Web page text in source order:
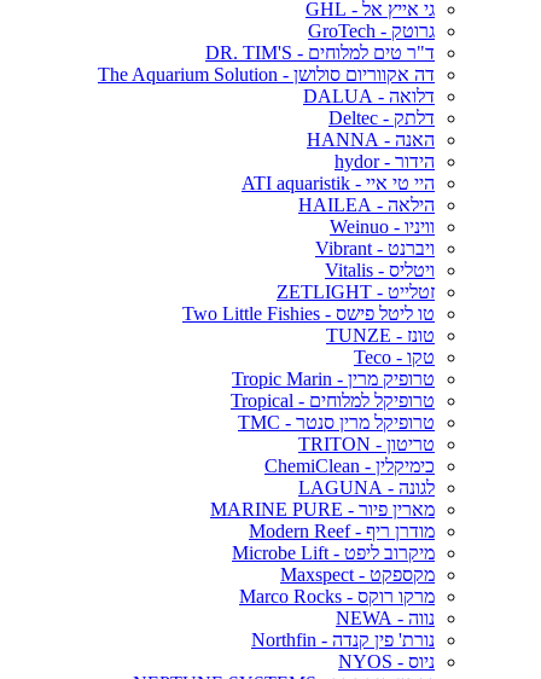
גי אייץ אל - GHL
גרוטק - GroTech
ד"ר טים למלוחים - DR. TIM'S
דה אקווריום סולושן - The Aquarium Solution
דלואה - DALUA
דלתק - Deltec
האנה - HANNA
הידור - hydor
היי טי איי - ATI aquaristik
הילאה - HAILEA
וויניו - Weinuo
ויברנט - Vibrant
ויטליס - Vitalis
זטלייט - ZETLIGHT
טו ליטל פישס - Two Little Fishies
טונז - TUNZE
טקו - Teco
טרופיק מרין - Tropic Marin
טרופיקל למלוחים - Tropical
טרופיקל מרין סנטר - TMC
טריטון - TRITON
כימיקלין - ChemiClean
לגונה - LAGUNA
מארין פיור - MARINE PURE
מודרן ריף - Modern Reef
מיקרוב ליפט - Microbe Lift
מקספקט - Maxspect
מרקו רוקס - Marco Rocks
נווה - NEWA
נורת' פין קנדה - Northfin
ניוס - NYOS